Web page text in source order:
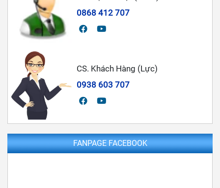
0868 412 707
CS. Khách Hàng (Lực)
0938 603 707
FANPAGE FACEBOOK